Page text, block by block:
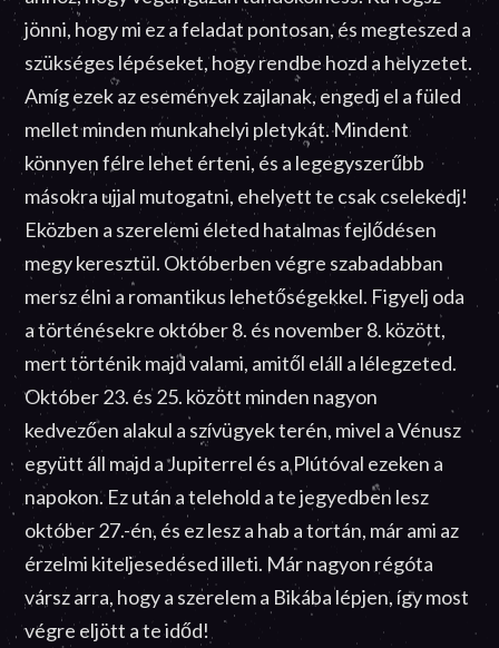
jönni, hogy mi ez a feladat pontosan, és megteszed a
szükséges lépéseket, hogy rendbe hozd a helyzetet.
Amíg ezek az események zajlanak, engedj el a füled
mellet minden munkahelyi pletykát. Mindent
könnyen félre lehet érteni, és a legegyszerűbb
másokra ujjal mutogatni, ehelyett te csak cselekedj!
Eközben a szerelemi életed hatalmas fejlődésen
megy keresztül. Októberben végre szabadabban
mersz élni a romantikus lehetőségekkel. Figyelj oda
a történésekre október 8. és november 8. között,
mert történik majd valami, amitől eláll a lélegzeted.
Október 23. és 25. között minden nagyon
kedvezően alakul a szívügyek terén, mivel a Vénusz
együtt áll majd a Jupiterrel és a Plútóval ezeken a
napokon. Ez után a telehold a te jegyedben lesz
október 27.-én, és ez lesz a hab a tortán, már ami az
érzelmi kiteljesedésed illeti. Már nagyon régóta
vársz arra, hogy a szerelem a Bikába lépjen, így most
végre eljött a te időd!